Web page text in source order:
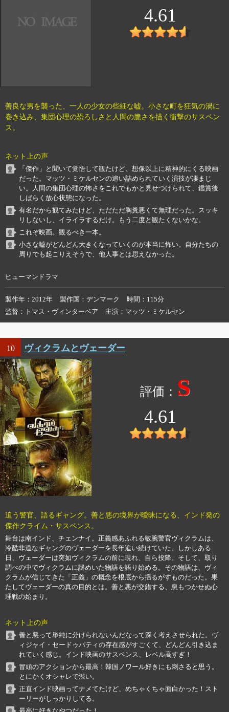
4.61
善良な男を襲った、一人の少女の些細な嘘。小さな町を狂気の渦に
巻き込み、集団心理の恐ろしさと人間の脆さを描く衝撃のサスペン
ス。
ネット上の声
「傑作」と聞いて覚悟して観たけど、想像以上に精神的にくる映画
だった。マッツ・ミケルセンの追い詰められていく演技が凄まじ
い。人間の集団心理の怖さをこれでもかと見せつけられて、鑑賞後
しばらく放心状態になった。
有名だから観てみたけど、ただただ胸糞悪くて無理だった。スッキ
リしないし、イライラするだけ。もう二度と観たくないかな。
これぞ映画。観るべき一本。
小さな嘘がどんどん大きくなっていくのが本当に怖い。自分たちの
周りでも起こりえそうで、他人事とは思えなかった。
ヒューマンドラマ
製作年 2012年 製作国 デンマーク 時間
115分
監督
トマス・ヴィンターベア 主演 マッツ・ミケルセン
10 ヴィクラムとヴェーダー
S
4.61
追う警官、語るギャング。善と悪の境界が曖昧になる、インド発の
傑作クライム・サスペンス。
舞台は南インド、チェンナイ。正義感あふれる敏腕警官ヴィクラムは、
冷酷非道なギャングのヴェーダーを長年追い続けていた。しかしある
日、ヴェーダーは突如ヴィクラムの前に現れ、自ら投降。そして、取り
調べの中でヴィクラムに謎めいた物語を語り始める。その物語は、ヴィ
クラムが信じてきた「正義」の概念を根底から揺るがすものだった。果
たしてヴェーダーの真の目的とは。善と悪が交錯する、息もつかせぬ心
理戦の始まり。
ネット上の声
善と悪って単純に分けられないんだなって深く考えさせられた。ヴ
ィジャイ・セードゥパティの存在感がすごくて、どんどん引き込ま
れていく感じ。インド映画のサスペンス、レベル高すぎ！
冒頭のアクションから最高！韓国ノワール好きにも刺さると思う。
とにかくオシャレで渋い。
正直インド映画ってナメてたけど、めちゃくちゃ面白かった！スト
ーリーがしっかりしてる。